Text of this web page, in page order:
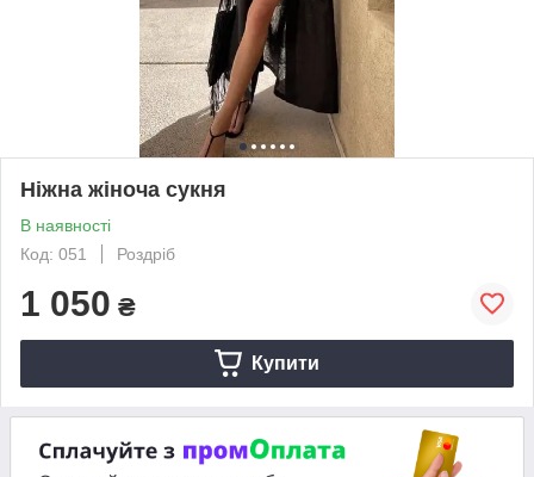
Ніжна жіноча сукня
В наявності
Код: 051
Роздріб
1 050 ₴
Купити